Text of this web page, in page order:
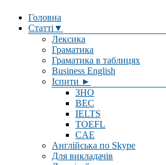
Головна
Статті▼
Лексика
Граматика
Граматика в таблицях
Business English
Іспити ►
ЗНО
BEC
IELTS
TOEFL
CAE
Англійська по Skype
Для викладачів